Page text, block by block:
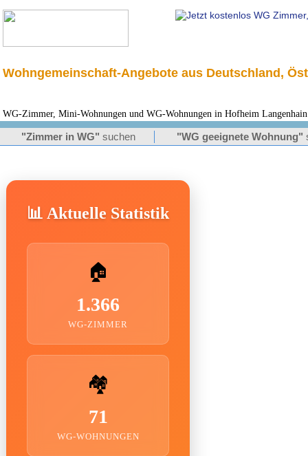
Wohngemeinschaft-Angebote aus Deutschland,
WG-Zimmer, Mini-Wohnungen und WG-Wohnungen in Hofheim
"Zimmer in WG" suchen "WG geeignete Wohnung"
📊 Aktuelle Statistik
🏠
1.366
WG-ZIMMER
🏘️
71
WG-WOHNUNGEN